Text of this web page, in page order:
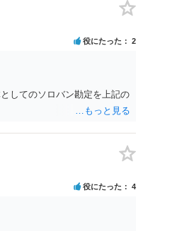
役にたった 2
してのソロバン勘定を上記の
役にたった 4